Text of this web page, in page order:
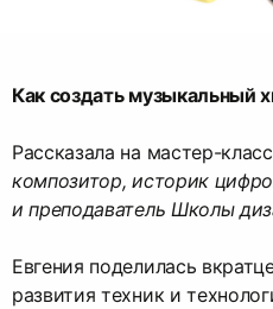
Как создать музыкальный
Рассказала на мастер-
композитор, историк
и преподаватель Школы
Евгения поделилась
развития техник и